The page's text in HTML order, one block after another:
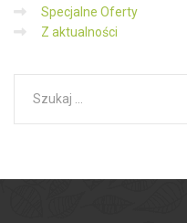
Specjalne Oferty
Z aktualności